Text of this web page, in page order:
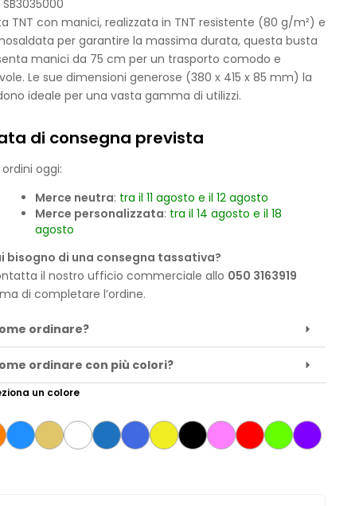
SB3035000
TNT con manici, realizzata in TNT resistente (80 g/m²) e
per garantire la massima durata, questa busta
manici da 75 cm per un trasporto comodo e
Le sue dimensioni generose (380 x 415 x 85 mm) la
ideale per una vasta gamma di utilizzi.
di consegna prevista
ordini oggi:
Merce neutra: tra il 11 agosto e il 12 agosto
Merce personalizzata: tra il 14 agosto e il 18
agosto
bisogno di una consegna tassativa?
il nostro ufficio commerciale allo 050 3163919
di completare l’ordine.
ordinare?
ordinare con più colori?
un colore